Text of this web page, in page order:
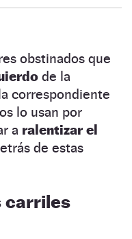
obstinados que
de la
correspondiente
lo usan por
a ralentizar el
de estas
carriles